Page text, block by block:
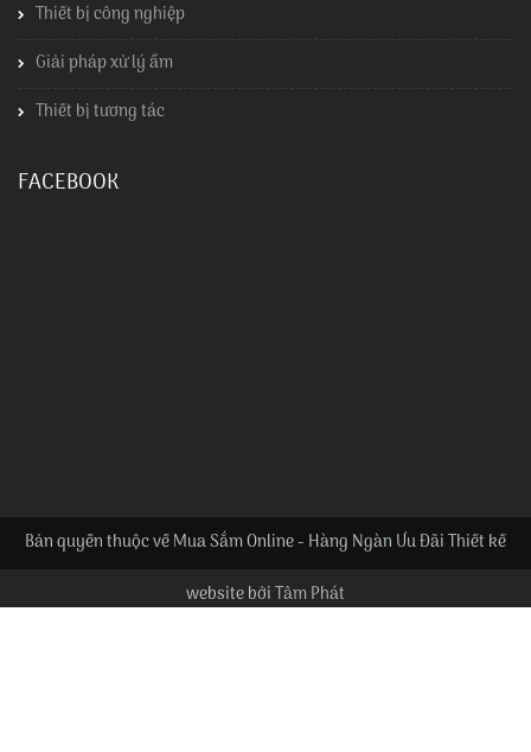
Thiết bị công nghiệp
Giải pháp xử lý ẩm
Thiết bị tương tác
FACEBOOK
Bản quyền thuộc về Mua Sắm Online - Hàng Ngàn Ưu Đãi Thiết kế
website bởiTâm Phát